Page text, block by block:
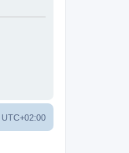
UTC+02:00